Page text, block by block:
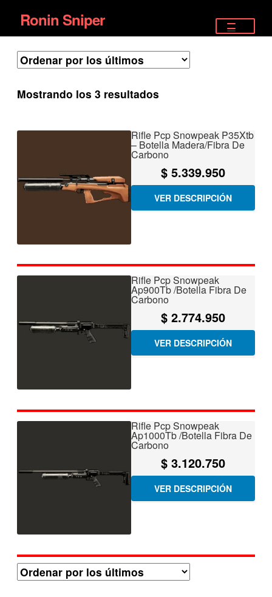
Ir
a
la
Ir
al
contenido
Ronin Sniper
PISTOLAS
RIFLES DEPORTIVOS
Mostrando los 3 resultados
últimos
Rifle Pcp Snowpeak P35Xtb
– Botella Madera/Fibra De
Carbono
$5.339.950
VER DESCRIPCIÓN
Rifle Pcp Snowpeak
Ap900Tb /Botella Fibra De
Carbono
$2.774.950
VER DESCRIPCIÓN
Rifle Pcp Snowpeak
Ap1000Tb /Botella Fibra De
Carbono
$3.120.750
VER DESCRIPCIÓN